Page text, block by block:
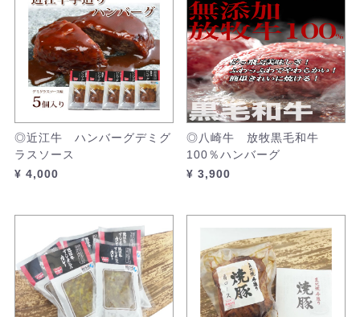
◎近江牛 ハンバーグデミグ
ラスソース
¥ 4,000
◎八崎牛 放牧黒毛和牛
100％ハンバーグ
¥ 3,900